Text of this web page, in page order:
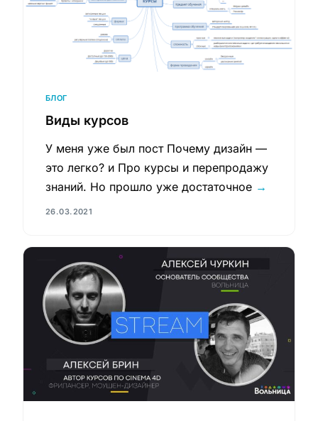
БЛОГ
Виды курсов
У меня уже был пост Почему дизайн —
это легко? и Про курсы и перепродажу
знаний. Но прошло уже достаточное →
26.03.2021